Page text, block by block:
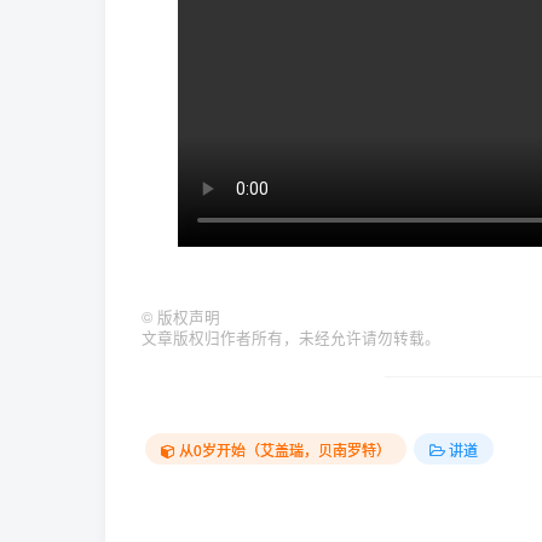
© 版权声明
文章版权归作者所有，未经允许请勿转载。
从0岁开始（艾盖瑞，贝南罗特） 讲道